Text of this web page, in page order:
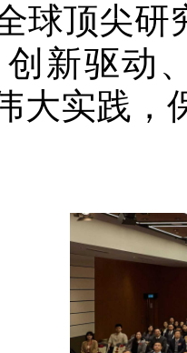
球顶尖
新驱动
大实践